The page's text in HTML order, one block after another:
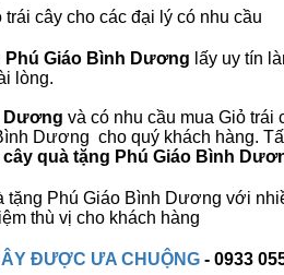
cây cho các đại lý có nhu cầu
Phú Giáo Bình Dương lấy uy tín
lòng.
Dương và có nhu cầu mua Giỏ
Dương cho quý khách hàng.
cây quà tặng Phú Giáo Bình
tặng Phú Giáo Bình Dương với
thù vị cho khách hàng
ĐƯỢC ƯA CHUỘNG - 0933